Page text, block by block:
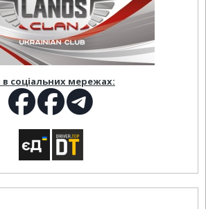
соціальних мережах: